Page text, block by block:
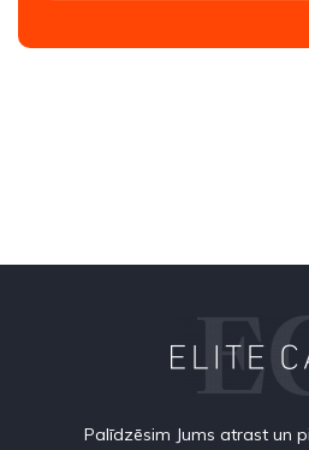
Palīdzēsim Jums atrast un